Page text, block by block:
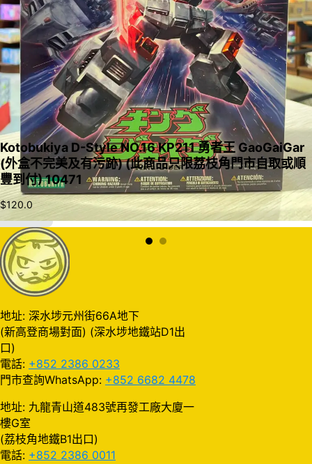
入購物車
Kotobukiya D-Style NO.16 KP211 勇者王 GaoGaiGar
(外盒不完美及有污跡) (此商品只限荔枝角門市自取或順
豐到付) 10471
$120.0
地址: 深水埗元州街66A地下
(新高登商場對面) (深水埗地鐵站D1出
口)
電話: +852 2386 0233
門市查詢WhatsApp: +852 6682 4478
地址: 九龍青山道483號再發工廠大廈一
樓G室
(荔枝角地鐵B1出口)
電話: +852 2386 0011